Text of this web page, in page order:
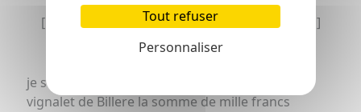
[La transcription peut comporter des erreurs]
je soussigné déclare avoir réçu du sieur Alexis
vignalet de Billere la somme de mille francs
Tout refuser
Personnaliser